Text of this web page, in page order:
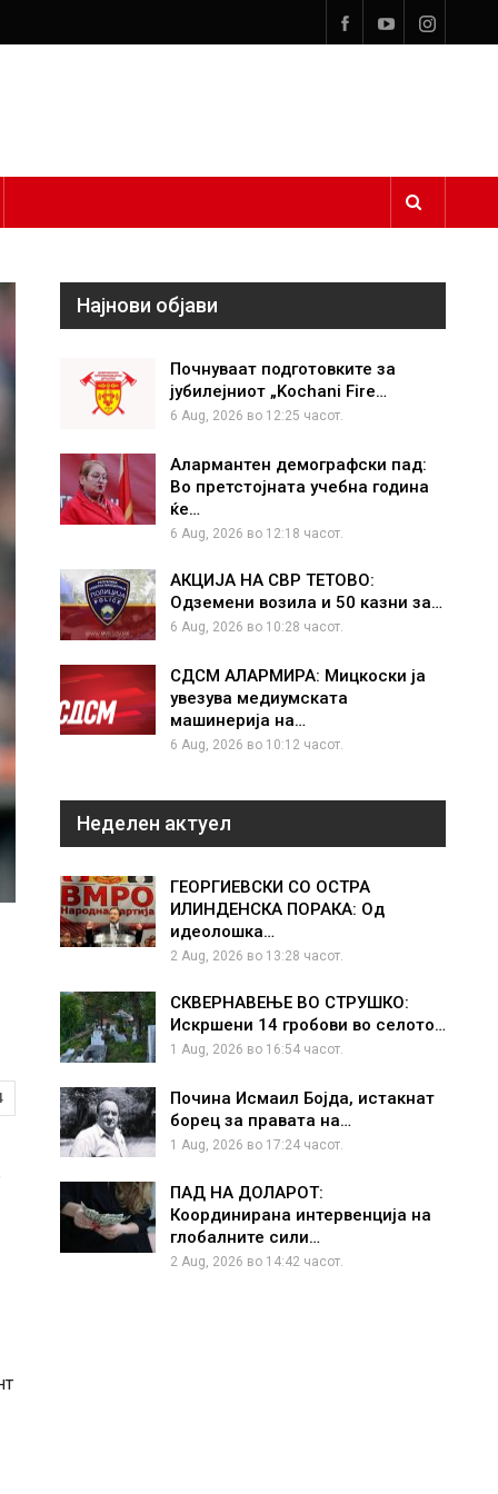
Најнови објави
Почнуваат подготовките за
јубилејниот „Kochani Fire…
6 Aug, 2026 во 12:25 часот.
Алармантен демографски пад:
Во претстојната учебна година
ќе…
6 Aug, 2026 во 12:18 часот.
АКЦИЈА НА СВР ТЕТОВО:
Одземени возила и 50 казни за…
6 Aug, 2026 во 10:28 часот.
СДСМ АЛАРМИРА: Мицкоски ја
увезува медиумската
машинерија на…
6 Aug, 2026 во 10:12 часот.
Неделен актуел
ГЕОРГИЕВСКИ СО ОСТРА
ИЛИНДЕНСКА ПОРАКА: Од
идеолошка…
2 Aug, 2026 во 13:28 часот.
СКВЕРНАВЕЊЕ ВО СТРУШКО:
Искршени 14 гробови во селото…
1 Aug, 2026 во 16:54 часот.
Почина Исмаил Бојда, истакнат
борец за правата на…
1 Aug, 2026 во 17:24 часот.
ПАД НА ДОЛАРОТ:
Координирана интервенција на
глобалните сили…
2 Aug, 2026 во 14:42 часот.